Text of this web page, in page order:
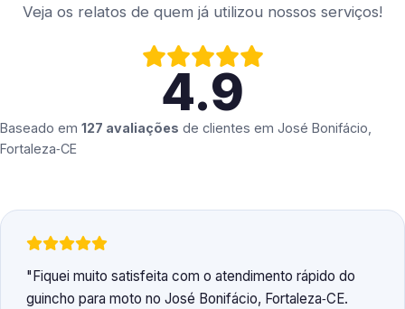
Veja os relatos de quem já utilizou nossos serviços!
4.9
Baseado em 127 avaliações de clientes em José Bonifácio,
Fortaleza‑CE
Fiquei muito satisfeita com o atendimento rápido do
guincho para moto no José Bonifácio, Fortaleza‑CE.